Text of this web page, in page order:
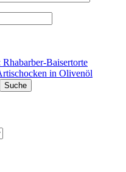
Baisertorte
in Olivenöl